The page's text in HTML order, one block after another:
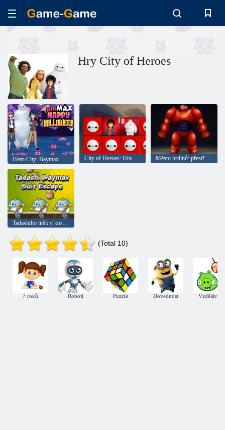
Hry City of Heroes
Hero City: Baymax Veselý Halloween City of Heroes: Hra pamatovat Město hrdinů: přestřelka
Tadashiho útěk v kostýmu Baymax
(Total 10)
7 roků Roboti Puzzle Dovednost Vzdělávací